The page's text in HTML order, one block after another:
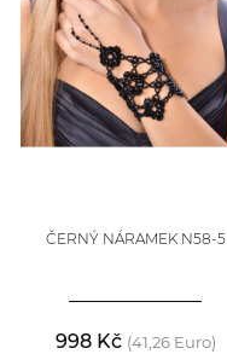
ČERNÝ NÁRAMEK N58-5
998 Kč (41,26 Euro)